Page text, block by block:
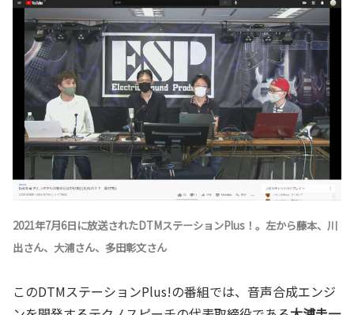
2021年7月6日に放送されたDTMステーションPlus！。左から藤本、川
出さん、大浦さん、多田彰文さん
このDTMステーションPlus!の番組では、音声合成エンジ